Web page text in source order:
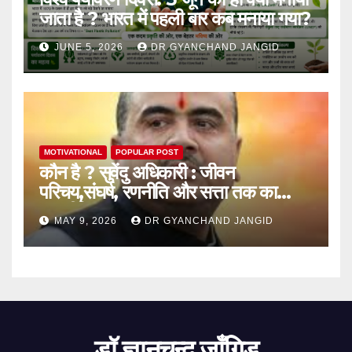
जाता है ? भारत में पहली बार कब मनाया गया?
JUNE 5, 2026 DR GYANCHAND JANGID
MOTIVATIONAL POPULAR POST
कौन है ? सुवेंदु अधिकारी : जीवन
परिचय,संघर्ष, रणनीति और सत्ता तक का
राजनीतिक सफर
MAY 9, 2026 DR GYANCHAND JANGID